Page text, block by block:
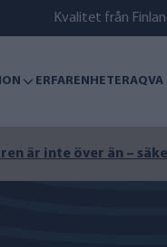
Kvalitet från
ERFARENHETERAQVA
är inte över än –